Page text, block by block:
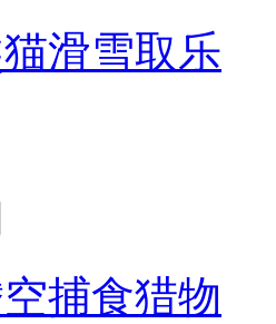
滑雪取乐
捕食猎物